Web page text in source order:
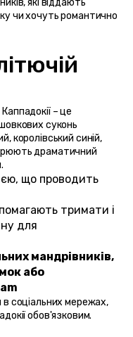
які віддають
чи хочуть романтично
шовкових суконь
королівський синій,
драматичний
що проводить
тримати і
для
мандрівників,
або
в соціальних мережах,
обов'язковим.